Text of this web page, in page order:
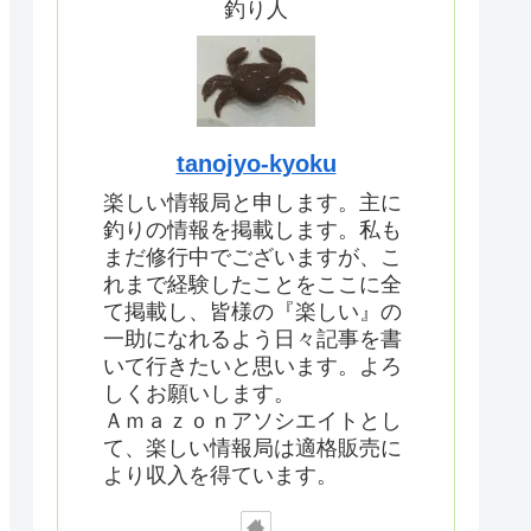
釣り人
tanojyo-kyoku
楽しい情報局と申します。主に
釣りの情報を掲載します。私も
まだ修行中でございますが、こ
れまで経験したことをここに全
て掲載し、皆様の『楽しい』の
一助になれるよう日々記事を書
いて行きたいと思います。よろ
しくお願いします。
Ａｍａｚｏｎアソシエイトとし
て、楽しい情報局は適格販売に
より収入を得ています。